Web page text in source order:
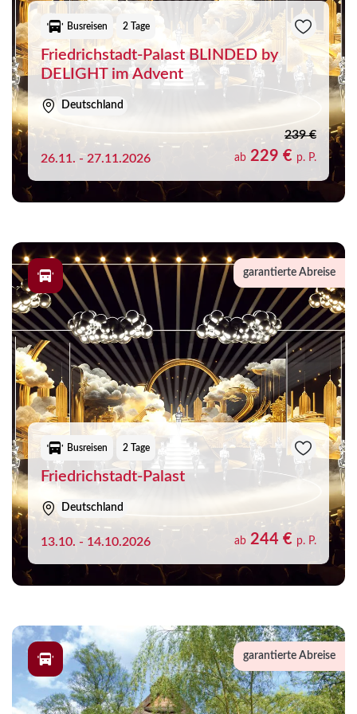
Busreisen 2 Tage
Friedrichstadt-Palast BLINDED by
DELIGHT im Advent
Deutschland
26.11. - 27.11.2026
239 €
ab 229 € p. P.
garantierte Abreise
Busreisen 2 Tage
Friedrichstadt-Palast
Deutschland
13.10. - 14.10.2026 ab 244 € p. P.
garantierte Abreise